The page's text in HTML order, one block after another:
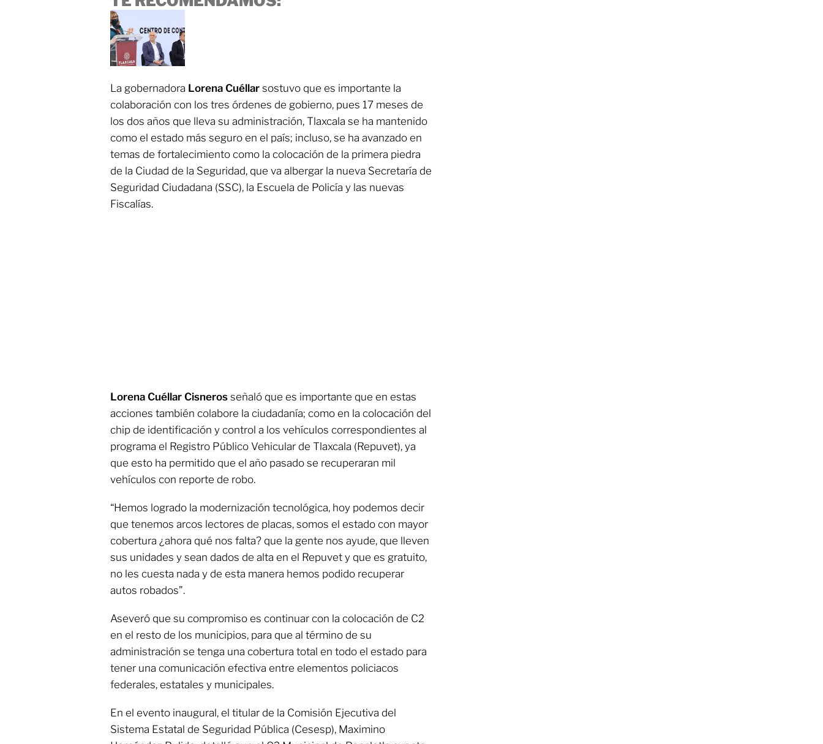
La gobernadora Lorena Cuéllar sostuvo que es importante la
colaboración con los tres órdenes de gobierno, pues 17 meses de
los dos años que lleva su administración, Tlaxcala se ha mantenido
como el estado más seguro en el país; incluso, se ha avanzado en
temas de fortalecimiento como la colocación de la primera piedra
de la Ciudad de la Seguridad, que va albergar la nueva Secretaría de
Seguridad Ciudadana (SSC), la Escuela de Policía y las nuevas
Fiscalías.
Lorena Cuéllar Cisneros señaló que es importante que en estas
acciones también colabore la ciudadanía; como en la colocación del
chip de identificación y control a los vehículos correspondientes al
programa el Registro Público Vehicular de Tlaxcala (Repuvet), ya
que esto ha permitido que el año pasado se recuperaran mil
vehículos con reporte de robo.
“Hemos logrado la modernización tecnológica, hoy podemos decir
que tenemos arcos lectores de placas, somos el estado con mayor
cobertura ¿ahora qué nos falta? que la gente nos ayude, que lleven
sus unidades y sean dados de alta en el Repuvet y que es gratuito,
no les cuesta nada y de esta manera hemos podido recuperar
autos robados”.
Aseveró que su compromiso es continuar con la colocación de C2
en el resto de los municipios, para que al término de su
administración se tenga una cobertura total en todo el estado para
tener una comunicación efectiva entre elementos policiacos
federales, estatales y municipales.
En el evento inaugural, el titular de la Comisión Ejecutiva del
Sistema Estatal de Seguridad Pública (Cesesp), Maximino